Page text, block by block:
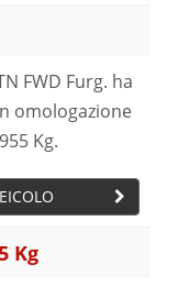
FWD Furg. ha
omologazione
Kg.
Kg